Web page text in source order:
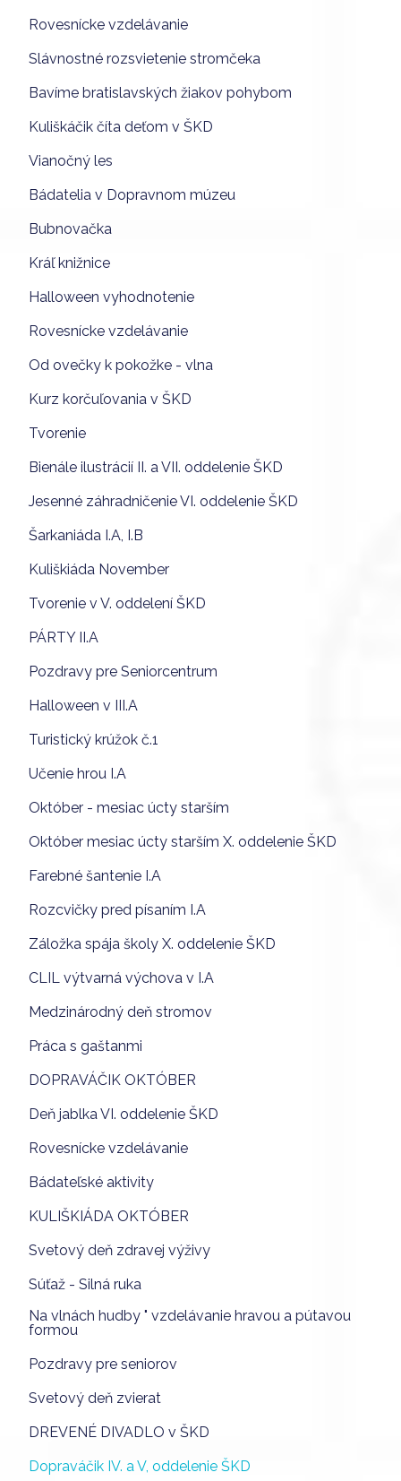
Rovesnícke vzdelávanie
Slávnostné rozsvietenie stromčeka
Bavíme bratislavských žiakov pohybom
Kuliškáčik číta deťom v ŠKD
Vianočný les
Bádatelia v Dopravnom múzeu
Bubnovačka
Kráľ knižnice
Halloween vyhodnotenie
Rovesnícke vzdelávanie
Od ovečky k pokožke - vlna
Kurz korčuľovania v ŠKD
Tvorenie
Bienále ilustrácií II. a VII. oddelenie ŠKD
Jesenné záhradničenie VI. oddelenie ŠKD
Šarkaniáda I.A, I.B
Kuliškiáda November
Tvorenie v V. oddelení ŠKD
PÁRTY II.A
Pozdravy pre Seniorcentrum
Halloween v III.A
Turistický krúžok č.1
Učenie hrou I.A
Október - mesiac úcty starším
Október mesiac úcty starším X. oddelenie ŠKD
Farebné šantenie I.A
Rozcvičky pred písaním I.A
Záložka spája školy X. oddelenie ŠKD
CLIL výtvarná výchova v I.A
Medzinárodný deň stromov
Práca s gaštanmi
DOPRAVÁČIK OKTÓBER
Deň jablka VI. oddelenie ŠKD
Rovesnícke vzdelávanie
Bádateľské aktivity
KULIŠKIÁDA OKTÓBER
Svetový deň zdravej výživy
Súťaž - Silná ruka
Na vlnách hudby " vzdelávanie hravou a pútavou
formou
Pozdravy pre seniorov
Svetový deň zvierat
DREVENÉ DIVADLO v ŠKD
Dopraváčik IV. a V, oddelenie ŠKD